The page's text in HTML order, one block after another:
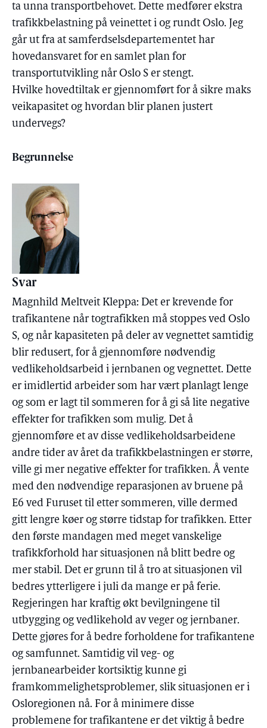
ta unna transportbehovet. Dette medfører ekstra
trafikkbelastning på veinettet i og rundt Oslo. Jeg
går ut fra at samferdselsdepartementet har
hovedansvaret for en samlet plan for
transportutvikling når Oslo S er stengt.
Hvilke hovedtiltak er gjennomført for å sikre maks
veikapasitet og hvordan blir planen justert
undervegs?
Begrunnelse
Svar
Magnhild Meltveit Kleppa: Det er krevende for
trafikantene når togtrafikken må stoppes ved Oslo
S, og når kapasiteten på deler av vegnettet samtidig
blir redusert, for å gjennomføre nødvendig
vedlikeholdsarbeid i jernbanen og vegnettet. Dette
er imidlertid arbeider som har vært planlagt lenge
og som er lagt til sommeren for å gi så lite negative
effekter for trafikken som mulig. Det å
gjennomføre et av disse vedlikeholdsarbeidene
andre tider av året da trafikkbelastningen er større,
ville gi mer negative effekter for trafikken. Å vente
med den nødvendige reparasjonen av bruene på
E6 ved Furuset til etter sommeren, ville dermed
gitt lengre køer og større tidstap for trafikken. Etter
den første mandagen med meget vanskelige
trafikkforhold har situasjonen nå blitt bedre og
mer stabil. Det er grunn til å tro at situasjonen vil
bedres ytterligere i juli da mange er på ferie.
Regjeringen har kraftig økt bevilgningene til
utbygging og vedlikehold av veger og jernbaner.
Dette gjøres for å bedre forholdene for trafikantene
og samfunnet. Samtidig vil veg- og
jernbanearbeider kortsiktig kunne gi
framkommelighetsproblemer, slik situasjonen er i
Osloregionen nå. For å minimere disse
problemene for trafikantene er det viktig å bedre